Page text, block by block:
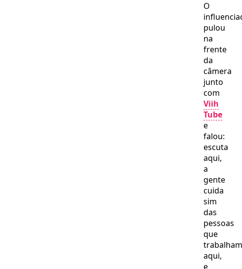
O
pulou
na
frente
da
câmera
junto
com
Viih
Tube
e
falou:
escuta
aqui,
a
gente
cuida
sim
das
pessoas
que
trabalham
aqui,
e